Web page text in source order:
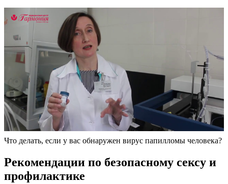
Что делать, если у вас обнаружен вирус папилломы человека?
Рекомендации по безопасному сексу и
профилактике